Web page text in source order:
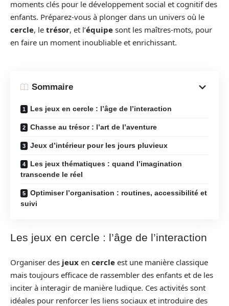
moments clés pour le développement social et cognitif des
enfants. Préparez-vous à plonger dans un univers où le
cercle, le trésor, et l’équipe sont les maîtres-mots, pour
en faire un moment inoubliable et enrichissant.
Sommaire
Les jeux en cercle : l’âge de l’interaction
Chasse au trésor : l’art de l’aventure
Jeux d’intérieur pour les jours pluvieux
Les jeux thématiques : quand l’imagination
transcende le réel
Optimiser l’organisation : routines, accessibilité et
suivi
Les jeux en cercle : l’âge de l’interaction
Organiser des jeux en cercle est une manière classique
mais toujours efficace de rassembler des enfants et de les
inciter à interagir de manière ludique. Ces activités sont
idéales pour renforcer les liens sociaux et introduire des